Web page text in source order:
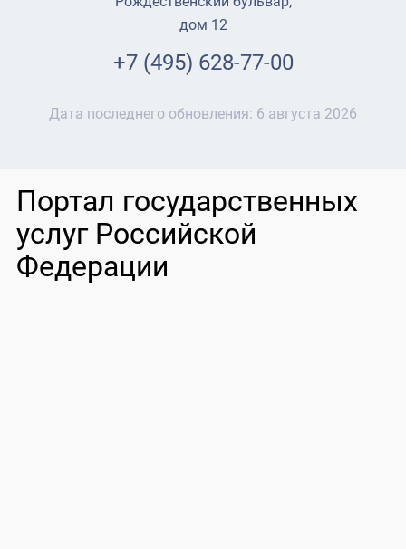
дом 12
+7 (495) 628-77-00
Дата последнего обновления: 6 августа 2026
Портал государственных
услуг Российской
Федерации